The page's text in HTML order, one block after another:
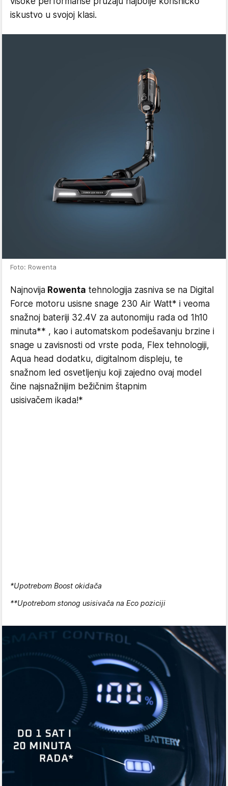
iskustvo u svojoj klasi.
Foto: Rowenta
Najnovija Rowenta tehnologija zasniva se na Digital
Force motoru usisne snage 230 Air Watt* i veoma
snažnoj bateriji 32.4V za autonomiju rada od 1h10
minuta** , kao i automatskom podešavanju brzine i
snage u zavisnosti od vrste poda, Flex tehnologiji,
Aqua head dodatku, digitalnom displeju, te
snažnom led osvetljenju koji zajedno ovaj model
čine najsnažnijim bežičnim štapnim
usisivačem ikada!*
*Upotrebom Boost okidača
**Upotrebom stonog usisivača na Eco poziciji